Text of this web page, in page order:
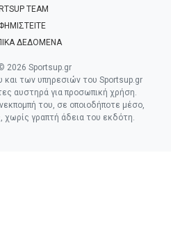
TEAM
ΔΕΔΟΜΕΝΑ
2026 Sportsup.gr
και των υπηρεσιών του Sportsup.gr
αυστηρά για προσωπική χρήση.
του, σε οποιοδήποτε μέσο,
χωρίς γραπτή άδεια του εκδότη.